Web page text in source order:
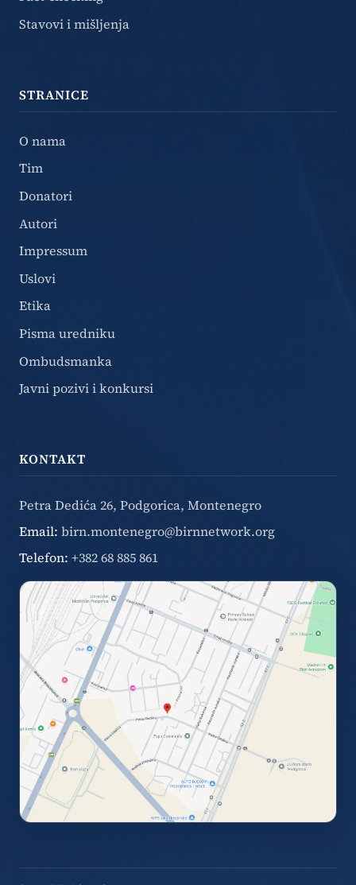
Stavovi i mišljenja
STRANICE
O nama
Tim
Donatori
Autori
Impressum
Uslovi
Etika
Pisma uredniku
Ombudsmanka
Javni pozivi i konkursi
KONTAKT
Petra Dedića 26, Podgorica, Montenegro
Email: birn.montenegro@birnnetwork.org
Telefon: +382 68 885 861